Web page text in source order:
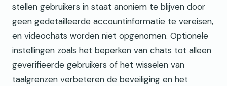
stellen gebruikers in staat anoniem te blijven door
geen gedetailleerde accountinformatie te vereisen,
en videochats worden niet opgenomen. Optionele
instellingen zoals het beperken van chats tot alleen
geverifieerde gebruikers of het wisselen van
taalgrenzen verbeteren de beveiliging en het